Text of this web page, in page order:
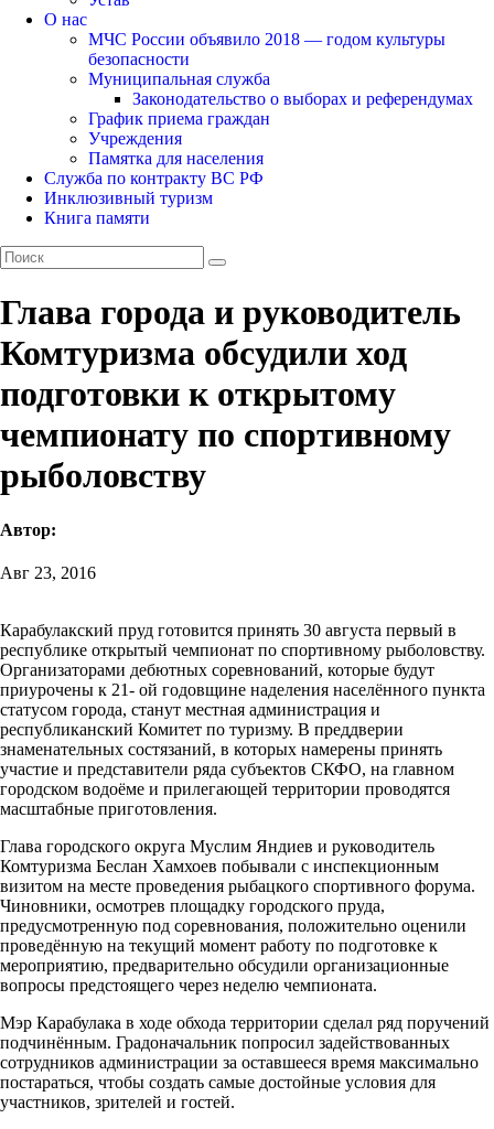
О нас
МЧС России объявило 2018 — годом культуры
безопасности
Муниципальная служба
Законодательство о выборах и референдумах
График приема граждан
Учреждения
Памятка для населения
Служба по контракту ВС РФ
Инклюзивный туризм
Книга памяти
Глава города и руководитель
Комтуризма обсудили ход
подготовки к открытому
чемпионату по спортивному
рыболовству
Автор:
Авг 23, 2016
Карабулакский пруд готовится принять 30 августа первый в
республике открытый чемпионат по спортивному рыболовству.
Организаторами дебютных соревнований, которые будут
приурочены к 21- ой годовщине наделения населённого пункта
статусом города, станут местная администрация и
республиканский Комитет по туризму. В преддверии
знаменательных состязаний, в которых намерены принять
участие и представители ряда субъектов СКФО, на главном
городском водоёме и прилегающей территории проводятся
масштабные приготовления.
Глава городского округа Муслим Яндиев и руководитель
Комтуризма Беслан Хамхоев побывали с инспекционным
визитом на месте проведения рыбацкого спортивного форума.
Чиновники, осмотрев площадку городского пруда,
предусмотренную под соревнования, положительно оценили
проведённую на текущий момент работу по подготовке к
мероприятию, предварительно обсудили организационные
вопросы предстоящего через неделю чемпионата.
Мэр Карабулака в ходе обхода территории сделал ряд поручений
подчинённым. Градоначальник попросил задействованных
сотрудников администрации за оставшееся время максимально
постараться, чтобы создать самые достойные условия для
участников, зрителей и гостей.